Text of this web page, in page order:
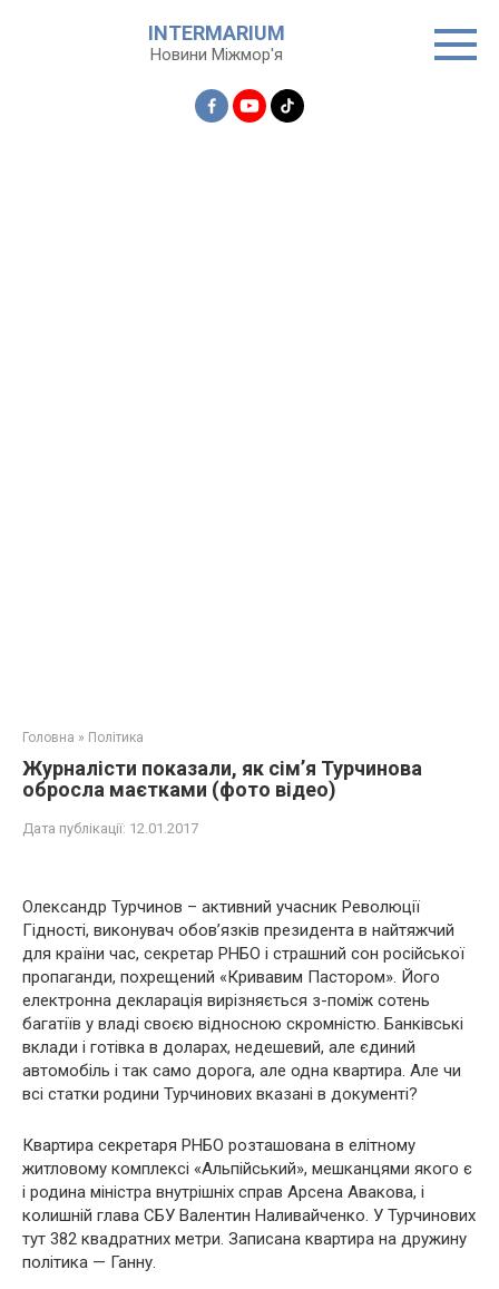
INTERMARIUM
Новини Міжмор'я
Головна » Політика
Журналісти показали, як сім’я Турчинова
обросла маєтками (фото відео)
Дата публікації: 12.01.2017
Олександр Турчинов – активний учасник Революції
Гідності, виконувач обов’язків президента в найтяжчий
для країни час, секретар РНБО і страшний сон російської
пропаганди, похрещений «Кривавим Пастором». Його
електронна декларація вирізняється з-поміж сотень
багатіїв у владі своєю відносною скромністю. Банківські
вклади і готівка в доларах, недешевий, але єдиний
автомобіль і так само дорога, але одна квартира. Але чи
всі статки родини Турчинових вказані в документі?
Квартира секретаря РНБО розташована в елітному
житловому комплексі «Альпійський», мешканцями якого є
і родина міністра внутрішніх справ Арсена Авакова, і
колишній глава СБУ Валентин Наливайченко. У Турчинових
тут 382 квадратних метри. Записана квартира на дружину
політика — Ганну.